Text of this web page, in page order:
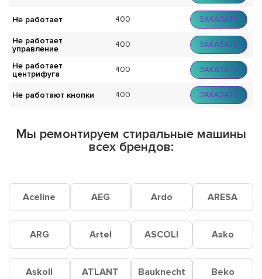
Не работает 400 ЗАКАЗАТЬ
Не работает
управление
400 ЗАКАЗАТЬ
Не работает
центрифуга
400 ЗАКАЗАТЬ
Не работают кнопки 400 ЗАКАЗАТЬ
Мы ремонтируем стиральные машины
всех брендов:
Aceline AEG Ardo ARESA
ARG Artel ASCOLI Asko
Askoll ATLANT Bauknecht Beko